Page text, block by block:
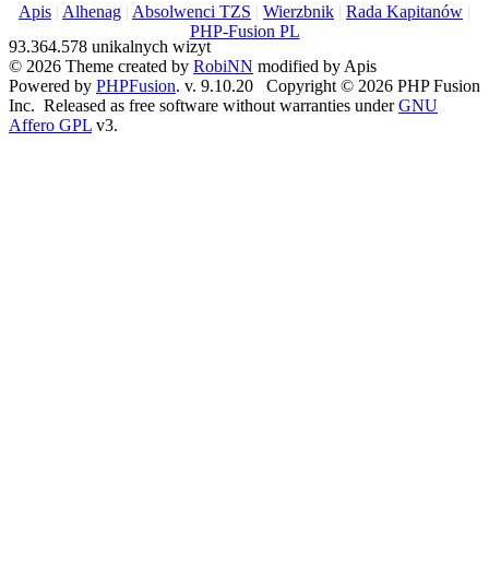
Apis | Alhenag | Absolwenci TZS | Wierzbnik | Rada Kapitanów |
PHP-Fusion PL
93.364.578 unikalnych wizyt
© 2026 Theme created by RobiNN modified by Apis
Powered by PHPFusion. v. 9.10.20 Copyright © 2026 PHP Fusion
Inc. Released as free software without warranties underGNU
Affero GPL v3.